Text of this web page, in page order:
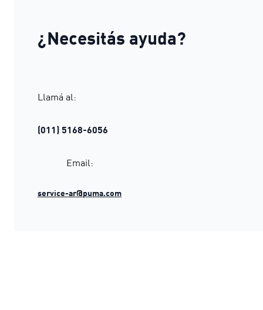
¿Necesitás ayuda?
Llamá al:
(011) 5168-6056
Email:
service-ar@puma.com